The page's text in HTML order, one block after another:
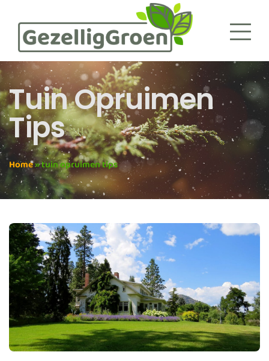
Tuin Opruimen
Tips
Home»tuin opruimen tips